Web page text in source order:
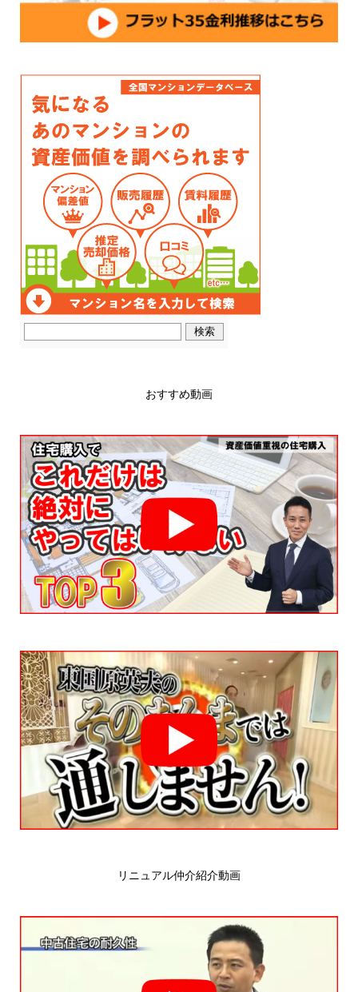
おすすめ動画
リニュアル仲介紹介動画